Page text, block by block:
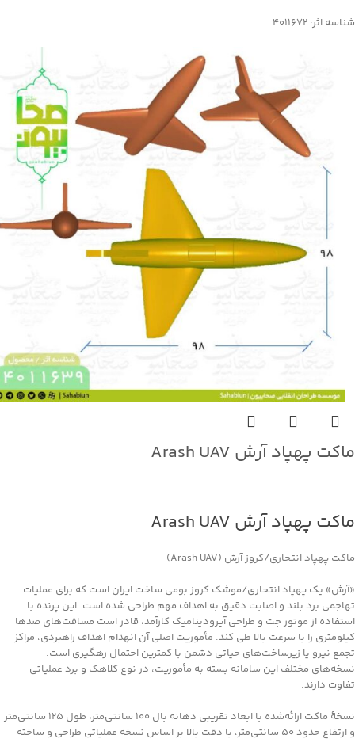
شناسه اثر: 4011672
ماکت پهپاد آرش Arash UAV
ماکت پهپاد آرش Arash UAV
ماکت پهپاد انتحاری/کروز آرش (Arash UAV)
«آرش» یک پهپاد انتحاری/موشک کروز بومی ساخت ایران است که برای عملیات
تهاجمی برد بلند و اصابت دقیق به اهداف مهم طراحی شده است. این پرنده با
استفاده از موتور جت و طراحی آیرودینامیک کارآمد، قادر است مسافت‌های صدها
کیلومتری را با سرعت بالا طی کند. مأموریت اصلی آن انهدام اهداف راهبردی، مراکز
تجمع نیرو یا زیرساخت‌های حیاتی دشمن با کمترین احتمال رهگیری است.
نسخه‌های مختلف این سامانه بسته به مأموریت، در نوع کلاهک و برد عملیاتی
تفاوت دارند.
نسخهٔ ماکت ارائه‌شده با ابعاد تقریبی دهانه بال 100 سانتی‌متر، طول 125 سانتی‌متر
و ارتفاع حدود 50 سانتی‌متر، با دقت بالا بر اساس نسخه عملیاتی طراحی و ساخته